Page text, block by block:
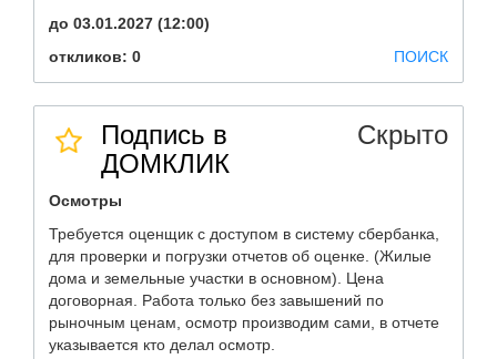
до 03.01.2027 (12:00)
откликов: 0
ПОИСК
Подпись в
ДОМКЛИК
Скрыто
Осмотры
Требуется оценщик с доступом в систему сбербанка,
для проверки и погрузки отчетов об оценке. (Жилые
дома и земельные участки в основном). Цена
договорная. Работа только без завышений по
рыночным ценам, осмотр производим сами, в отчете
указывается кто делал осмотр.